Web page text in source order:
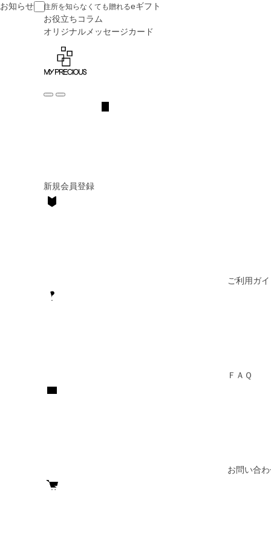
住所を知らなくても贈れるeギフト
お役立ちコラム
オリジナル メッセージカード
新規会員登録
ご利用ガ
ＦＡＱ
お問い合
お知らせ